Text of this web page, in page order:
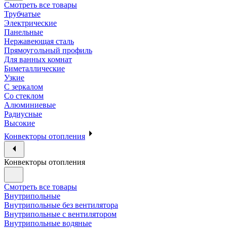
Смотреть все товары
Трубчатые
Электрические
Панельные
Нержавеющая сталь
Прямоугольный профиль
Для ванных комнат
Биметаллические
Узкие
С зеркалом
Со стеклом
Алюминиевые
Радиусные
Высокие
Конвекторы отопления
Конвекторы отопления
Смотреть все товары
Внутрипольные
Внутрипольные без вентилятора
Внутрипольные с вентилятором
Внутрипольные водяные